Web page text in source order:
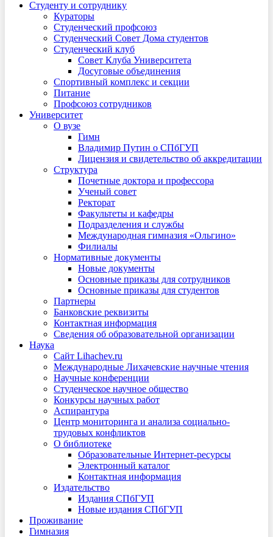
Студенту и сотруднику
Кураторы
Студенческий профсоюз
Студенческий Совет Дома студентов
Студенческий клуб
Совет Клуба Университета
Досуговые объединения
Спортивный комплекс и секции
Питание
Профсоюз сотрудников
Университет
О вузе
Гимн
Владимир Путин о СПбГУП
Лицензия и свидетельство об аккредитации
Структура
Почетные доктора и профессора
Ученый совет
Ректорат
Факультеты и кафедры
Подразделения и службы
Международная гимназия «Ольгино»
Филиалы
Нормативные документы
Новые документы
Основные приказы для сотрудников
Основные приказы для студентов
Партнеры
Банковские реквизиты
Контактная информация
Сведения об образовательной организации
Наука
Сайт Lihachev.ru
Международные Лихачевские научные чтения
Научные конференции
Студенческое научное общество
Конкурсы научных работ
Аспирантура
Центр мониторинга и анализа социально-
трудовых конфликтов
О библиотеке
Образовательные Интернет-ресурсы
Электронный каталог
Контактная информация
Издательство
Издания СПбГУП
Новые издания СПбГУП
Проживание
Гимназия